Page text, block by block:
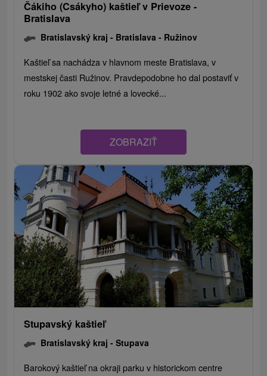
Čákiho (Csákyho) kaštieľ v Prievoze -
Bratislava
Bratislavský kraj - Bratislava - Ružinov
Kaštieľ sa nachádza v hlavnom meste Bratislava, v
mestskej časti Ružinov. Pravdepodobne ho dal postaviť v
roku 1902 ako svoje letné a lovecké...
ZOBRAZIŤ
Stupavský kaštieľ
Bratislavský kraj -Stupava
Barokový kaštieľ na okraji parku v historickom centre